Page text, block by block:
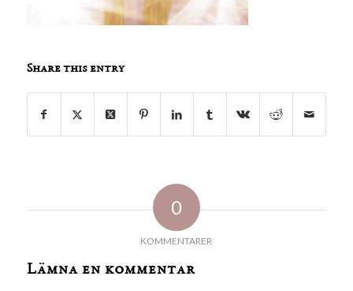
Share this entry
0
KOMMENTARER
Lämna en kommentar